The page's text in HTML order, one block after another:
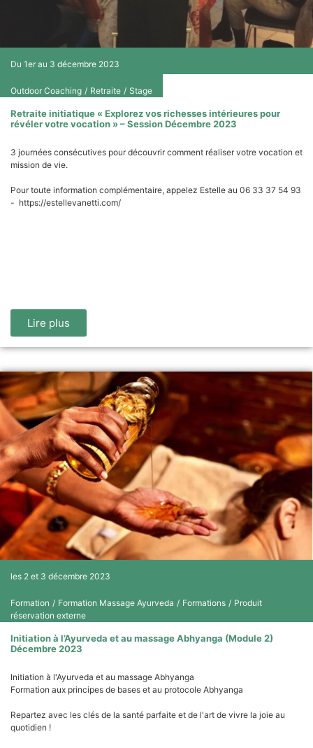
Du 1er au 3 décembre 2023
Outdoor Coaching / Retraite / Stage
Retraite initiatique « Explorez vos richesses intérieures pour
révéler votre vocation » – Session Décembre 2023
3 journées consécutives pour découvrir comment réaliser votre vocation et
mission de vie.
Pour toute information complémentaire, appelez Estelle au 06 33 37 54 93
- https://estellevanetti.com/
Lire plus
les 2 et 3 décembre 2023
Formation / Formation Massage Ayurveda / Formations / Produit
réservation externe
Initiation à l’Ayurveda et au massage Abhyanga (Module 2)
Décembre 2023
Initiation à l'Ayurveda et au massage Abhyanga
Formation aux principes de bases et au protocole Abhyanga
​Repartez avec les clés de la santé parfaite et de l'art de vivre la joie au
quotidien !